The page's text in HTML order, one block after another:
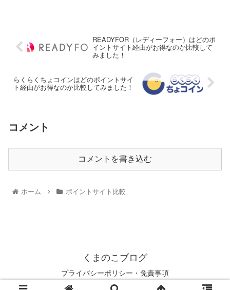
READYFOR（レディーフォー）はどのポ
イントサイト経由がお得なのか比較して
みました！
らくらくちょコインはどのポイントサイ
ト経由がお得なのか比較してみました！
コメント
コメントを書き込む
ホーム ポイントサイト比較
くまのこブログ
プライバシーポリシー・免責事項